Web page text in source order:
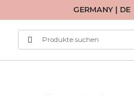
GERMANY | DE